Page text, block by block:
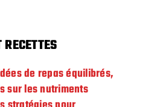
de repas équilibrés,
sur les nutriments